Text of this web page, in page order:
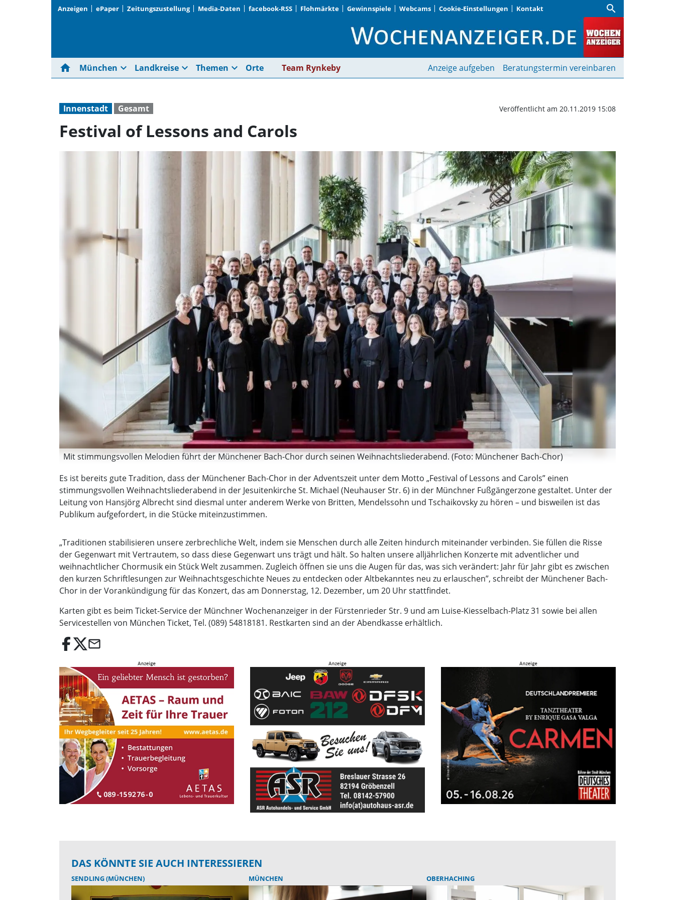
Anzeigen ePaper Zeitungszustellung Media-Daten facebook-RSS Flohmärkte Gewinnspiele Webcams Cookie-Einstellungen Kontakt search
Festival of Lessons and Carols |
home München expand_more Landkreise expand_more Themen expand_more Orte Team Rynkeby Anzeige aufgeben Beratungstermin vereinbaren
Innenstadt Gesamt Veröffentlicht am 20.11.2019 15:08
Festival of Lessons and Carols
Mit stimmungsvollen Melodien führt der Münchener Bach-Chor durch seinen Weihnachtsliederabend. (Foto: Münchener Bach-Chor)
Es ist bereits gute Tradition, dass der Münchener Bach-Chor in der Adventszeit unter dem Motto „Festival of Lessons and Carols” einen
stimmungsvollen Weihnachtsliederabend in der Jesuitenkirche St. Michael (Neuhauser Str. 6) in der Münchner Fußgängerzone gestaltet. Unter der
Leitung von Hansjörg Albrecht sind diesmal unter anderem Werke von Britten, Mendelssohn und Tschaikovsky zu hören – und bisweilen ist das
Publikum aufgefordert, in die Stücke miteinzustimmen.
„Traditionen stabilisieren unsere zerbrechliche Welt, indem sie Menschen durch alle Zeiten hindurch miteinander verbinden. Sie füllen die Risse
der Gegenwart mit Vertrautem, so dass diese Gegenwart uns trägt und hält. So halten unsere alljährlichen Konzerte mit adventlicher und
weihnachtlicher Chormusik ein Stück Welt zusammen. Zugleich öffnen sie uns die Augen für das, was sich verändert: Jahr für Jahr gibt es zwischen
den kurzen Schriftlesungen zur Weihnachtsgeschichte Neues zu entdecken oder Altbekanntes neu zu erlauschen”, schreibt der Münchener Bach-
Chor in der Vorankündigung für das Konzert, das am Donnerstag, 12. Dezember, um 20 Uhr stattfindet.
Karten gibt es beim Ticket-Service der Münchner Wochenanzeiger in der Fürstenrieder Str. 9 und am Luise-Kiesselbach-Platz 31 sowie bei allen
Servicestellen von München Ticket, Tel. (089) 54818181. Restkarten sind an der Abendkasse erhältlich.
email
DAS KÖNNTE SIE AUCH INTERESSIEREN
SENDLING (MÜNCHEN) MÜNCHEN OBERHACHING